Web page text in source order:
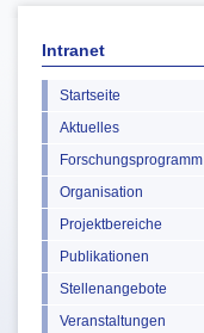
Intranet
Startseite
Aktuelles
Forschungsprogramm
Organisation
Projektbereiche
Publikationen
Stellenangebote
Veranstaltungen